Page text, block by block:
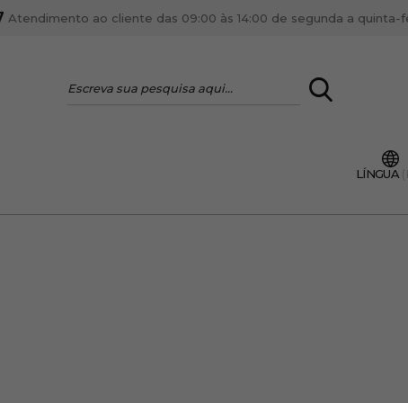
LOGIN
Atendimento ao cliente das 09:00 às 14:00 de segunda a quinta-
LÍNGUA